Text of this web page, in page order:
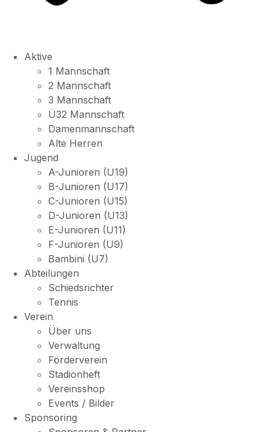
Aktive
1 Mannschaft
2 Mannschaft
3 Mannschaft
Ü32 Mannschaft
Damenmannschaft
Alte Herren
Jugend
A-Junioren (U19)
B-Junioren (U17)
C-Junioren (U15)
D-Junioren (U13)
E-Junioren (U11)
F-Junioren (U9)
Bambini (U7)
Abteilungen
Schiedsrichter
Tennis
Verein
Über uns
Verwaltung
Förderverein
Stadionheft
Vereinsshop
Events / Bilder
Sponsoring